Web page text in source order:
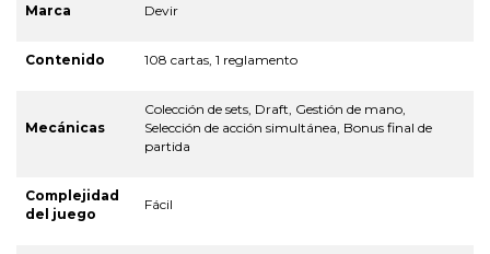
Marca Devir
Contenido 108 cartas, 1 reglamento
Mecánicas
Colección de sets, Draft, Gestión de mano,
Selección de acción simultánea, Bonus final de
partida
Complejidad
del juego
Fácil